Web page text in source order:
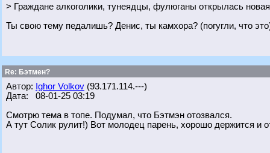
> Граждане алкоголики, тунеядцы, фулюганы открылась
Ты свою тему педалишь? Денис, ты камхора? (погугли, что
Re: Бэтмен?
Автор: Ighor Volkov (93.171.114.---)
Дата: 08-01-25 03:19
Смотрю тема в топе. Подумал, что Бэтмэн отозвался.
А тут Солик рулит!) Вот молодец парень, хорошо держится и